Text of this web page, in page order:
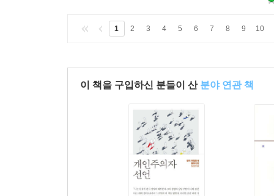
1 2 3 4 5 6 7 8 9 10
이 책을 구입하신 분들이 산 분야 연관 책